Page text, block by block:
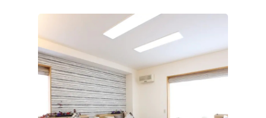
เอง
รถบัส
เดินทาง
ทัวร์